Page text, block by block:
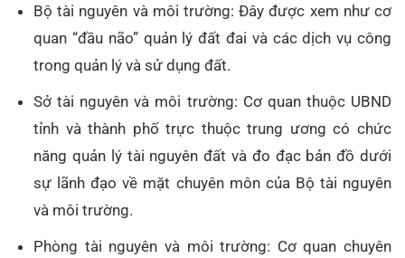
Bộ tài nguyên và môi trường: Đây được xem như cơ
quan “đầu não” quản lý đất đai và các dịch vụ công
trong quản lý và sử dụng đất.
Sở tài nguyên và môi trường: Cơ quan thuộc UBND
tỉnh và thành phố trực thuộc trung ương có chức
năng quản lý tài nguyên đất và đo đạc bản đồ dưới
sự lãnh đạo về mặt chuyên môn của Bộ tài nguyên
và môi trường.
Phòng tài nguyên và môi trường: Cơ quan chuyên